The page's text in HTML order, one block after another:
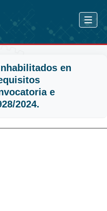
en
e
2024.